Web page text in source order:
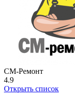
СМ-Ремонт
4.9
Открыть список